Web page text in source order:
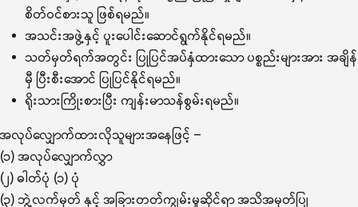
စိတ်ဝင်စားသူ ဖြစ်ရမည်။
အသင်းအဖွဲ့နှင့် ပူးပေါင်းဆောင်ရွက်နိုင်ရမည်။
သတ်မှတ်ရက်အတွင်း ပြုပြင်အပ်နှံထားသော ပစ္စည်းများအား အချိန်
မှီ ပြီးစီးအောင် ပြုပြင်နိုင်ရမည်။
ရိုးသားကြိုးစားပြီး ကျန်းမာသန်စွမ်းရမည်။
အလုပ်လျှောက်ထားလိုသူများအနေဖြင့် –
(၁) အလုပ်လျှောက်လွှာ
(၂) ဓါတ်ပုံ (၁) ပုံ
(၃) ဘွဲ့လက်မှတ် နှင့် အခြားတတ်ကျွမ်းမှုဆိုင်ရာ အသိအမှတ်ပြု